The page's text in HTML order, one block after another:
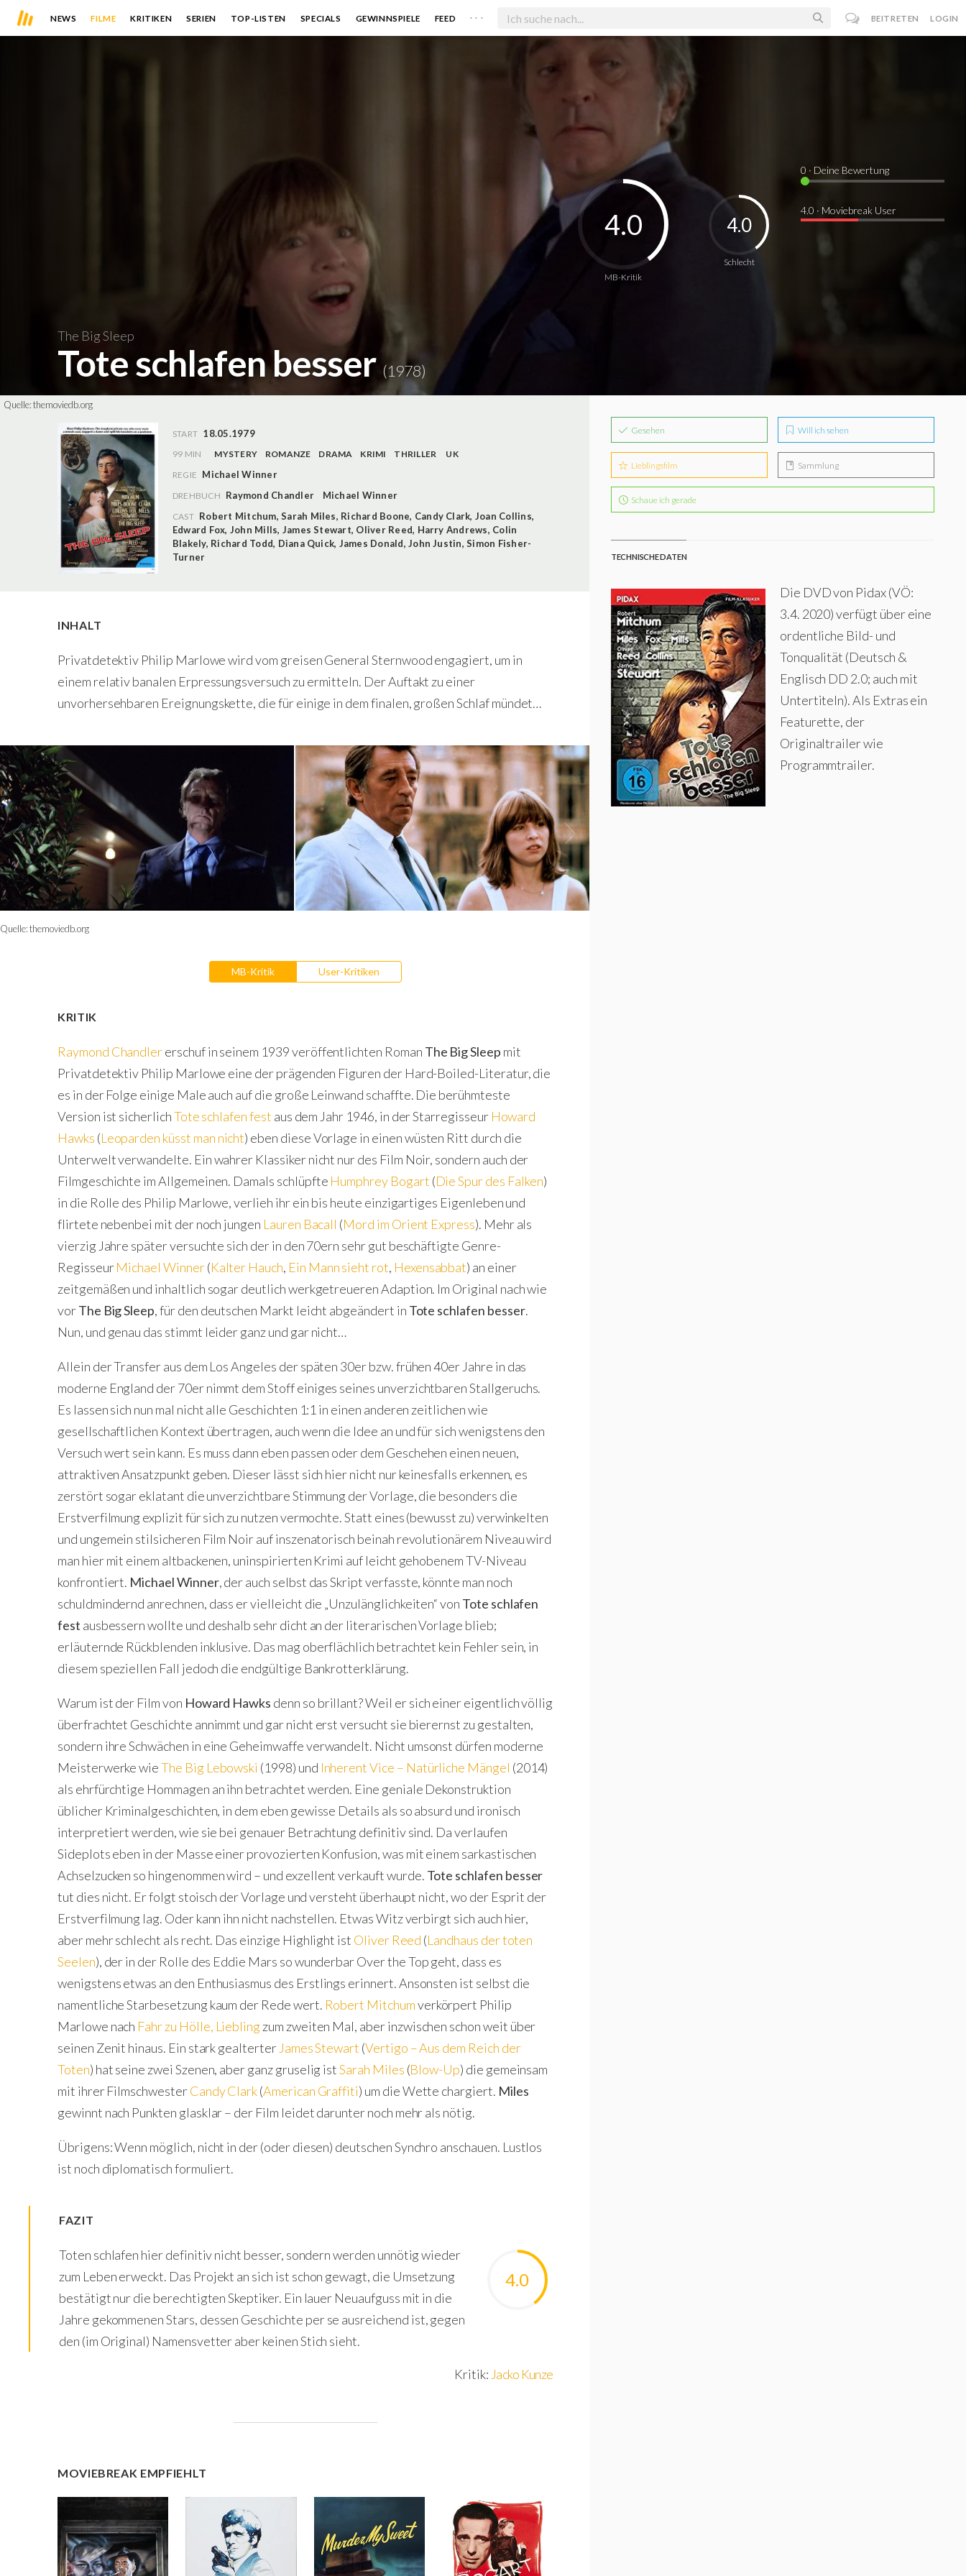
NEWS FILME KRITIKEN SERIEN TOP-LISTEN SPECIALS GEWINNSPIELE FEED . . . BEITRETEN LOGIN
The Big Sleep
Tote schlafen besser (1978)
MB-Kritik
4.0
Schlecht
4.0
0 · Deine Bewertung
4.0 · Moviebreak User
Quelle:themoviedb.org
START 18.05.1979
99 MIN MYSTERY ROMANZE DRAMA KRIMI THRILLER
UK
REGIE Michael Winner
DREHBUCH Raymond Chandler Michael Winner
CAST Robert Mitchum,Sarah Miles, Richard Boone, Candy Clark, Joan Collins,
Edward Fox, John Mills, James Stewart, Oliver Reed, Harry Andrews, Colin
Blakely, Richard Todd, Diana Quick, James Donald,John Justin,Simon Fisher-
Turner
INHALT
Privatdetektiv Philip Marlowe wird vom greisen General Sternwood engagiert, um in
einem relativ banalen Erpressungsversuch zu ermitteln. Der Auftakt zu einer
unvorhersehbaren Ereignungskette, die für einige in dem finalen, großen Schlaf mündet…
Quelle:themoviedb.org
MB-Kritik User-Kritiken
KRITIK
Raymond Chandlererschuf in seinem 1939 veröffentlichten Roman The Big Sleep mit
Privatdetektiv Philip Marlowe eine der prägenden Figuren der Hard-Boiled-Literatur, die
es in der Folge einige Male auch auf die große Leinwand schaffte. Die berühmteste
Version ist sicherlichTote schlafen fest aus dem Jahr 1946, in der Starregisseur Howard
Hawks (Leoparden küsst man nicht) eben diese Vorlage in einen wüsten Ritt durch die
Unterwelt verwandelte. Ein wahrer Klassiker nicht nur des Film Noir, sondern auch der
Filmgeschichte im Allgemeinen. Damals schlüpfte Humphrey Bogart (Die Spur des Falken)
in die Rolle des Philip Marlowe, verlieh ihr ein bis heute einzigartiges Eigenleben und
flirtete nebenbei mit der noch jungen Lauren Bacall (Mord im Orient Express). Mehr als
vierzig Jahre später versuchte sich der in den 70ern sehr gut beschäftigte Genre-
RegisseurMichael Winner(Kalter Hauch, Ein Mann sieht rot, Hexensabbat) an einer
zeitgemäßen und inhaltlich sogar deutlich werkgetreueren Adaption. Im Original nach wie
vorThe Big Sleep, für den deutschen Markt leicht abgeändert in Tote schlafen besser.
Nun, und genau das stimmt leider ganz und gar nicht…
Allein der Transfer aus dem Los Angeles der späten 30er bzw. frühen 40er Jahre in das
moderne England der 70er nimmt dem Stoff einiges seines unverzichtbaren Stallgeruchs.
Es lassen sich nun mal nicht alle Geschichten 1:1 in einen anderen zeitlichen wie
gesellschaftlichen Kontext übertragen, auch wenn die Idee an und für sich wenigstens den
Versuch wert sein kann. Es muss dann eben passen oder dem Geschehen einen neuen,
attraktiven Ansatzpunkt geben. Dieser lässt sich hier nicht nur keinesfalls erkennen, es
zerstört sogar eklatant die unverzichtbare Stimmung der Vorlage, die besonders die
Erstverfilmung explizit für sich zu nutzen vermochte. Statt eines (bewusst zu) verwinkelten
und ungemein stilsicheren Film Noir auf inszenatorisch beinah revolutionärem Niveau wird
man hier mit einem altbackenen, uninspirierten Krimi auf leicht gehobenem TV-Niveau
konfrontiert. Michael Winner, der auch selbst das Skript verfasste, könnte man noch
schuldmindernd anrechnen, dass er vielleicht die „Unzulänglichkeiten“ von Tote schlafen
fest ausbessern wollte und deshalb sehr dicht an der literarischen Vorlage blieb;
erläuternde Rückblenden inklusive. Das mag oberflächlich betrachtet kein Fehler sein, in
diesem speziellen Fall jedoch die endgültige Bankrotterklärung.
Warum ist der Film von Howard Hawks denn so brillant? Weil er sich einer eigentlich völlig
überfrachtet Geschichte annimmt und gar nicht erst versucht sie bierernst zu gestalten,
sondern ihre Schwächen in eine Geheimwaffe verwandelt. Nicht umsonst dürfen moderne
Meisterwerke wieThe Big Lebowski (1998) und Inherent Vice – Natürliche Mängel (2014)
als ehrfürchtige Hommagen an ihn betrachtet werden. Eine geniale Dekonstruktion
üblicher Kriminalgeschichten, in dem eben gewisse Details als so absurd und ironisch
interpretiert werden, wie sie bei genauer Betrachtung definitiv sind. Da verlaufen
Sideplots eben in der Masse einer provozierten Konfusion, was mit einem sarkastischen
Achselzucken so hingenommen wird – und exzellent verkauft wurde. Tote schlafen besser
tut dies nicht. Er folgt stoisch der Vorlage und versteht überhaupt nicht, wo der Esprit der
Erstverfilmung lag. Oder kann ihn nicht nachstellen. Etwas Witz verbirgt sich auch hier,
aber mehr schlecht als recht. Das einzige Highlight ist Oliver Reed (Landhaus der toten
Seelen), der in der Rolle des Eddie Mars so wunderbar Over the Top geht, dass es
wenigstens etwas an den Enthusiasmus des Erstlings erinnert. Ansonsten ist selbst die
namentliche Starbesetzung kaum der Rede wert. Robert Mitchumverkörpert Philip
Marlowe nach Fahr zu Hölle, Lieblingzum zweiten Mal, aber inzwischen schon weit über
seinen Zenit hinaus. Ein stark gealterter James Stewart (Vertigo – Aus dem Reich der
Toten) hat seine zwei Szenen, aber ganz gruselig istSarah Miles (Blow-Up) die gemeinsam
mit ihrer FilmschwesterCandy Clark(American Graffiti) um die Wette chargiert. Miles
gewinnt nach Punkten glasklar – der Film leidet darunter noch mehr als nötig.
Übrigens: Wenn möglich, nicht in der (oder diesen) deutschen Synchro anschauen. Lustlos
ist noch diplomatisch formuliert.
FAZIT
4.0
Toten schlafen hier definitiv nicht besser, sondern werden unnötig wieder
zum Leben erweckt. Das Projekt an sich ist schon gewagt, die Umsetzung
bestätigt nur die berechtigten Skeptiker. Ein lauer Neuaufguss mit in die
Jahre gekommenen Stars, dessen Geschichte per se ausreichend ist, gegen
den (im Original) Namensvetter aber keinen Stich sieht.
Kritik: Jacko Kunze
MOVIEBREAK EMPFIEHLT
Gesehen Will ich sehen
Lieblingsfilm Sammlung
Schaue ich gerade
TECHNISCHE DATEN
Die DVD von Pidax (VÖ:
3.4. 2020) verfügt über eine
ordentliche Bild- und
Tonqualität (Deutsch &
Englisch DD 2.0; auch mit
Untertiteln). Als Extras ein
Featurette, der
Originaltrailer wie
Programmtrailer.